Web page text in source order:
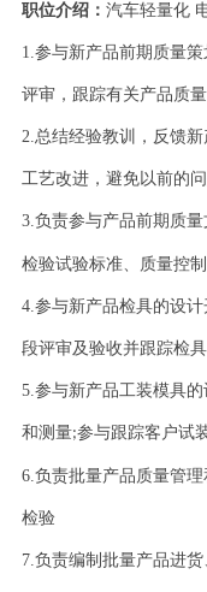
职位介绍： 汽车轻量化
1.参与新产品前期质量
评审，跟踪有关产品质
2.总结经验教训，反馈
工艺改进，避免以前的
3.负责参与产品前期质
检验试验标准、质量控
4.参与新产品检具的设
段评审及验收并跟踪检
5.参与新产品工装模具
和测量;参与跟踪客户试
6.负责批量产品质量管
检验
7.负责编制批量产品进